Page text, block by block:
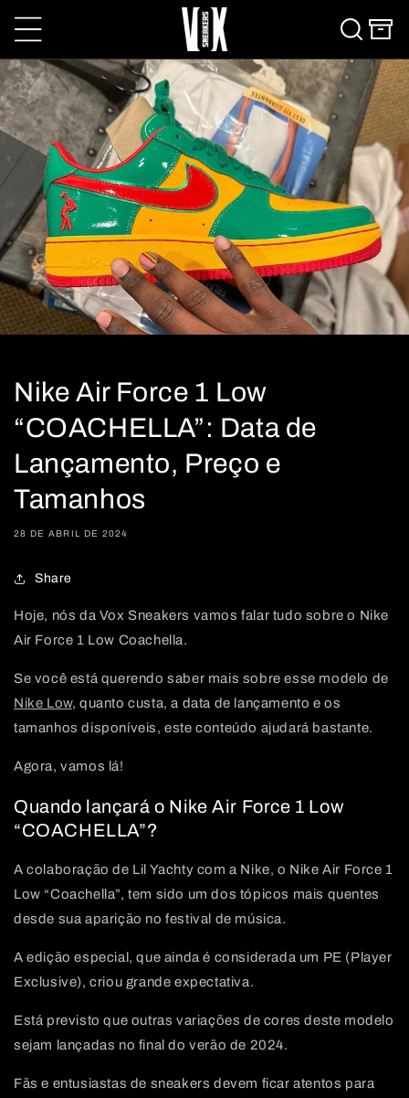
Carrinho
Nike Air Force 1 Low
“COACHELLA”: Data de
Lançamento, Preço e
Tamanhos
28 DE ABRIL DE 2024
Share
Hoje, nós da Vox Sneakers vamos falar tudo sobre o Nike
Air Force 1 Low Coachella.
Se você está querendo saber mais sobre esse modelo de
Nike Low, quanto custa, a data de lançamento e os
tamanhos disponíveis, este conteúdo ajudará bastante.
Agora, vamos lá!
Quando lançará o Nike Air Force 1 Low
“COACHELLA”?
A colaboração de Lil Yachty com a Nike, o Nike Air Force 1
Low “Coachella”, tem sido um dos tópicos mais quentes
desde sua aparição no festival de música.
A edição especial, que ainda é considerada um PE (Player
Exclusive), criou grande expectativa.
Está previsto que outras variações de cores deste modelo
sejam lançadas no final do verão de 2024.
Fãs e entusiastas de sneakers devem ficar atentos para